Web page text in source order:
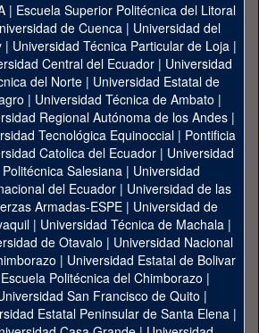
| Escuela Superior Politécnica del Litoral
de Cuenca| Universidad del
| Universidad Técnica Particular de Loja|
Central del Ecuador| Universidad
del Norte | Universidad Estatal de
| Universidad Técnica de Ambato |
Regional Autónoma de los Andes|
Tecnológica Equinoccial| Pontificia
Catolica del Ecuador | Universidad
Politécnica Salesiana | Universidad
del Ecuador | Universidad de las
Armadas-ESPE | Universidad de
| Universidad Técnica de Machala|
de Otavalo | Universidad Nacional
| Universidad Estatal de Bolivar
Escuela Politécnica del Chimborazo |
San Francisco de Quito |
Estatal Peninsular de Santa Elena|